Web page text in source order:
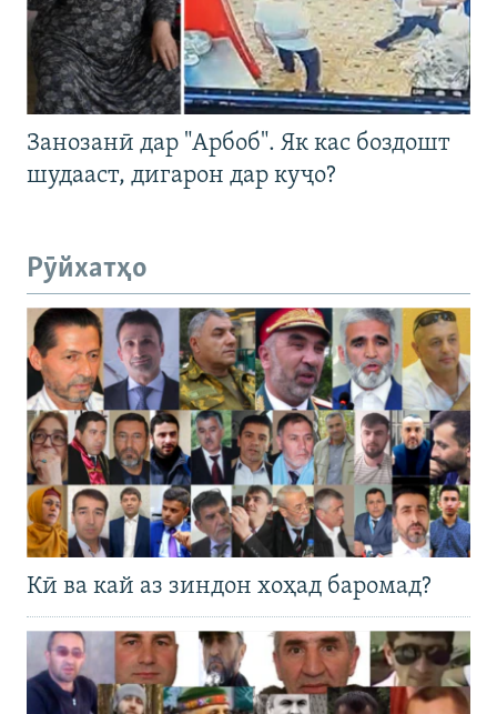
Занозанӣ дар "Арбоб". Як кас боздошт
шудааст, дигарон дар куҷо?
Рӯйхатҳо
Кӣ ва кай аз зиндон хоҳад баромад?